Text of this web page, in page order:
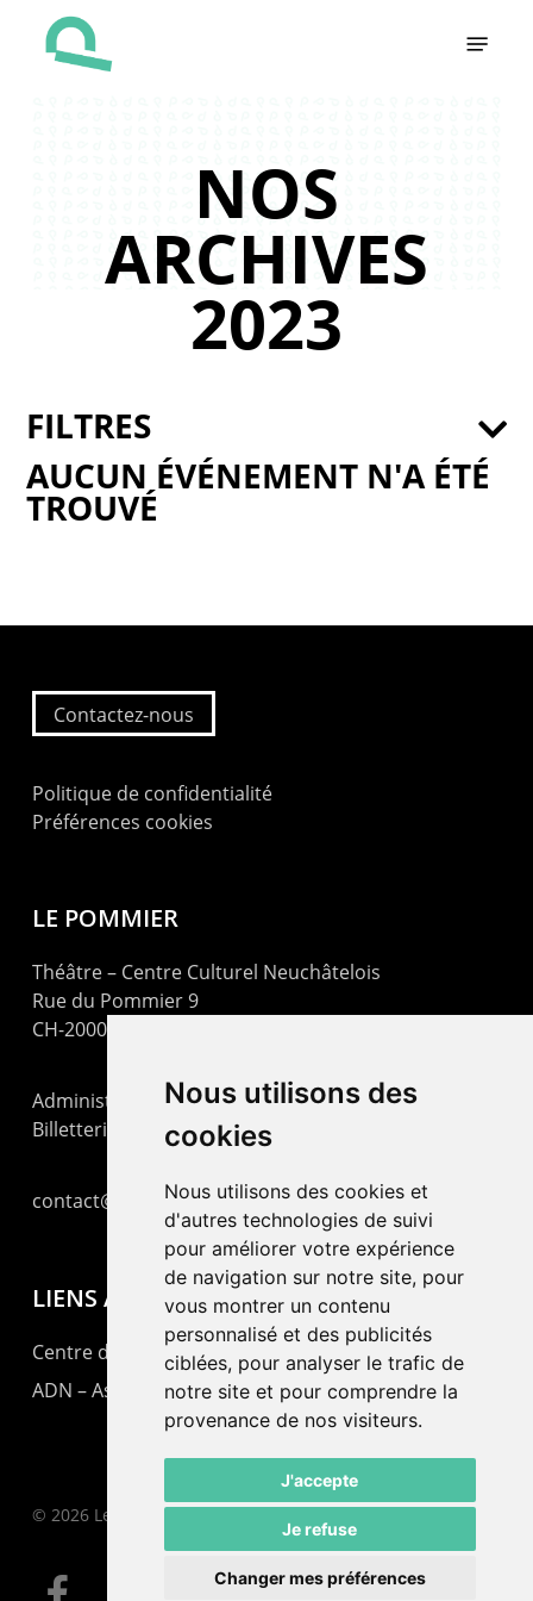
Nous utilisons des
cookies
Nous utilisons des cookies et
d'autres technologies de suivi
pour améliorer votre expérience
de navigation sur notre site, pour
vous montrer un contenu
personnalisé et des publicités
ciblées, pour analyser le trafic de
notre site et pour comprendre la
provenance de nos visiteurs.
J'accepte
Je refuse
Changer mes préférences
NOS
ARCHIVES
2023
AUCUN ÉVÉNEMENT N'A ÉTÉ
TROUVÉ
FILTRES
Contactez-nous
Politique de confidentialité
Préférences cookies
LE POMMIER
Théâtre – Centre Culturel Neuchâtelois
Rue du Pommier 9
CH-2000 Neuchâtel
Administration : +41 32 725 03 03
Billetterie : +41 32 725 05 05
contact@lepommier.ch
LIENS AMIS
Centre de culture ABC
ADN – Association Danse Neuchâtel
© 2026 Le Pommier.
facebook email